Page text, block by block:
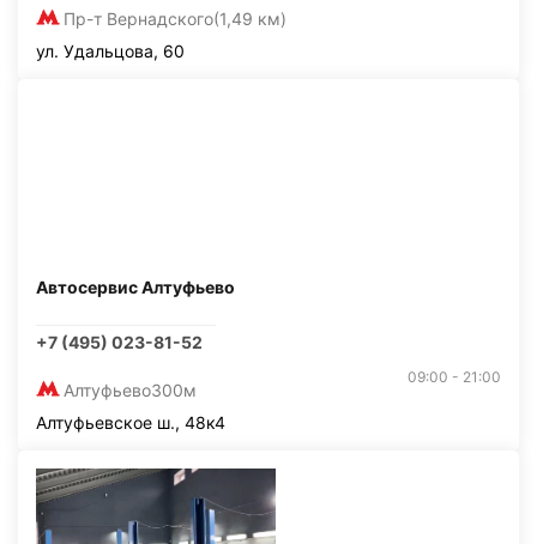
Пр-т Вернадского(1,49 км)
ул. Удальцова, 60
Автосервис Алтуфьево
+7 (495) 023-81-52
Алтуфьево300м
09:00 - 21:00
Алтуфьевское ш., 48к4